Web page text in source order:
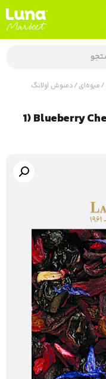
/میوه‌ای/ دمنوش اولانگ
دمنوش اولانگ لاویادِلته مدل Blueberry Cherry (1